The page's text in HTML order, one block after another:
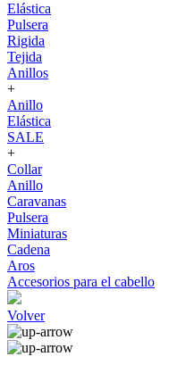
Elástica
Pulsera
Rigida
Tejida
Anillos
+
Anillo
Elástica
SALE
+
Collar
Anillo
Caravanas
Pulsera
Miniaturas
Cadena
Aros
Accesorios para el cabello
Volver